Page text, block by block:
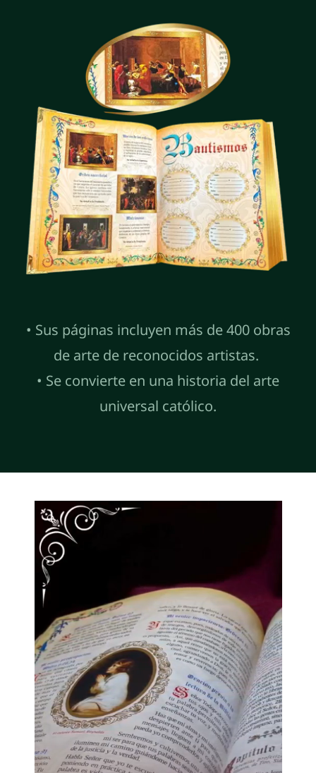
• Sus páginas incluyen más de 400 obras
de arte de reconocidos artistas.
• Se convierte en una historia del arte
universal católico.